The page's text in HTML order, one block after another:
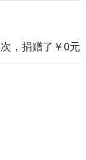
，捐赠了￥0元